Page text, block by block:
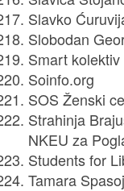
Slavko
Slobodan
Smart kolektiv
Soinfo.org
SOS Ženski
Strahinja
NKEU za
Students for
Tamara